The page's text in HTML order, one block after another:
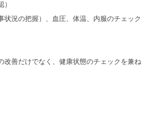
況の把握）、血圧、体温、内服のチェック
改善だけでなく、健康状態のチェックを兼ね